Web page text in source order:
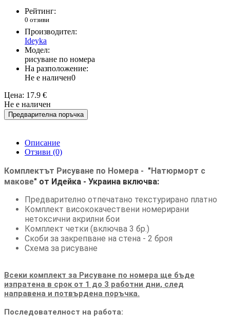
Рейтинг:
0 отзиви
Производител:
Ideyka
Модел:
рисуване по номера
На разположение:
Не е наличен0
Цена: 17.9 €
Не е наличен
Предварителна поръчка
Описание
Отзиви (0)
Комплектът Рисуване по Номера - "Натюрморт с
макове" от Идейка - Украина включва:
Предварително отпечатано текстурирано платно
Комплект висококачествени номерирани
нетоксични акрилни бои
Комплект четки (включва 3 бр.)
Скоби за закрепване на стена - 2 броя
Схема за рисуване
Всеки комплект за Рисуване по номера ще бъде
изпратена в срок от 1 до 3 работни дни, след
направена и потвърдена поръчка.
Последователност на работа: